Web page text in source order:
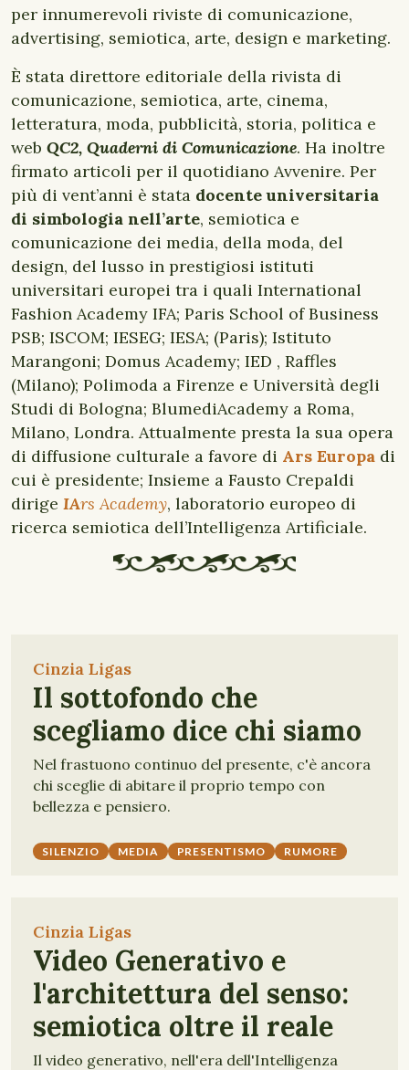
per innumerevoli riviste di comunicazione,
advertising, semiotica, arte, design e marketing.
È stata direttore editoriale della rivista di
comunicazione, semiotica, arte, cinema,
letteratura, moda, pubblicità, storia, politica e
web QC2, Quaderni di Comunicazione. Ha inoltre
firmato articoli per il quotidiano Avvenire. Per
più di vent’anni è stata docente universitaria
di simbologia nell’arte, semiotica e
comunicazione dei media, della moda, del
design, del lusso in prestigiosi istituti
universitari europei tra i quali International
Fashion Academy IFA; Paris School of Business
PSB; ISCOM; IESEG; IESA; (Paris); Istituto
Marangoni; Domus Academy; IED , Raffles
(Milano); Polimoda a Firenze e Università degli
Studi di Bologna; BlumediAcademy a Roma,
Milano, Londra. Attualmente presta la sua opera
di diffusione culturale a favore di Ars Europa di
cui è presidente; Insieme a Fausto Crepaldi
dirige IArs Academy, laboratorio europeo di
ricerca semiotica dell’Intelligenza Artificiale.
Cinzia Ligas
Il sottofondo che
scegliamo dice chi siamo
Nel frastuono continuo del presente, c'è ancora
chi sceglie di abitare il proprio tempo con
bellezza e pensiero.
SILENZIO MEDIA PRESENTISMO RUMORE
Cinzia Ligas
Video Generativo e
l'architettura del senso:
semiotica oltre il reale
Il video generativo, nell'era dell'Intelligenza